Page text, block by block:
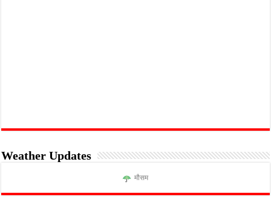
Weather Updates
मौसम